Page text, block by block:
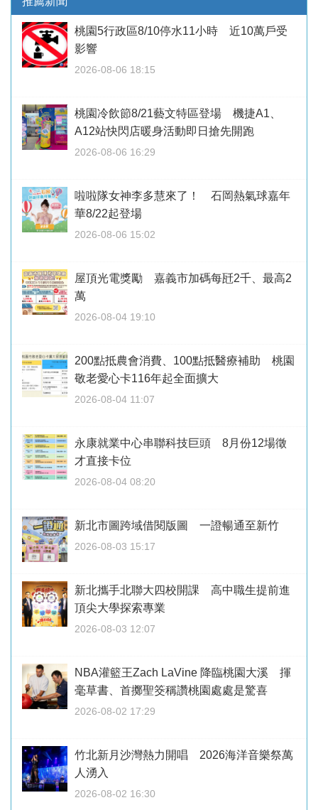
桃園5行政區8/10停水11小時 近10萬戶受
影響
2026-08-06 18:15
桃園冷飲節8/21藝文特區登場 機捷A1、
A12站快閃店暖身活動即日搶先開跑
2026-08-06 16:29
啦啦隊女神李多慧來了！ 石岡熱氣球嘉年
華8/22起登場
2026-08-06 15:02
屋頂光電獎勵 嘉義市加碼每瓩2千、最高2
萬
2026-08-04 19:10
200點抵農會消費、100點抵醫療補助 桃園
敬老愛心卡116年起全面擴大
2026-08-04 11:07
永康就業中心串聯科技巨頭 8月份12場徵
才直接卡位
2026-08-04 08:20
新北市圖跨域借閱版圖 一證暢通至新竹
2026-08-03 15:17
新北攜手北聯大四校開課 高中職生提前進
頂尖大學探索專業
2026-08-03 12:07
NBA灌籃王Zach LaVine 降臨桃園大溪 揮
毫草書、首擲聖筊稱讚桃園處處是驚喜
2026-08-02 17:29
竹北新月沙灣熱力開唱 2026海洋音樂祭萬
人湧入
2026-08-02 16:30